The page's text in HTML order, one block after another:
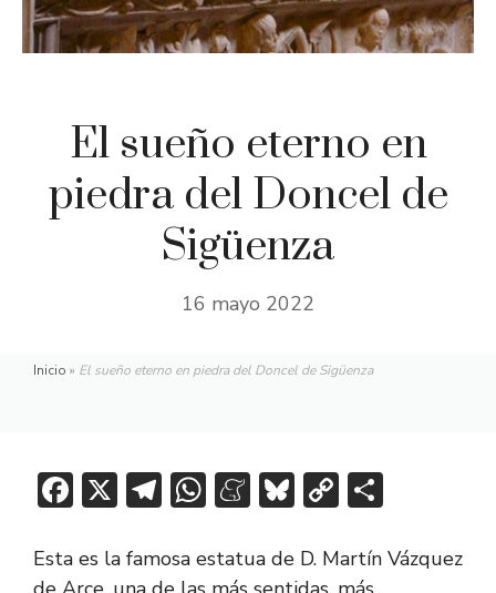
El sueño eterno en
piedra del Doncel de
Sigüenza
16 mayo 2022
Inicio » El sueño eterno en piedra del Doncel de Sigüenza
F
e
X T
e
W
at
M
n
Bl
e
C
p m
Esta es la famosa estatua de D. Martín Vázquez